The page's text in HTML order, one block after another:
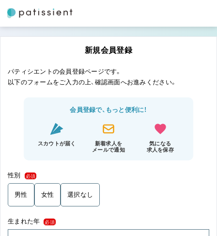
新規会員登録
パティシエントの会員登録ページです。
以下のフォームをご入力の上、確認画面へお進みください。
会員登録で、もっと便利に！
スカウトが届く
新着求人を
メールで通知
気になる
求人を保存
性別 必須
男性 女性 選択なし
生まれた年 必須